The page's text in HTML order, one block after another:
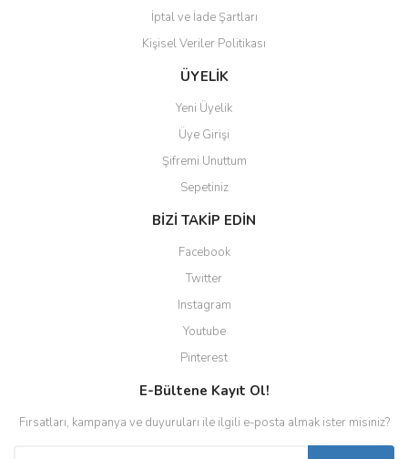
İptal ve İade Şartları
Kişisel Veriler Politikası
ÜYELİK
Yeni Üyelik
Üye Girişi
Şifremi Unuttum
Sepetiniz
BİZİ TAKİP EDİN
Facebook
Twitter
Instagram
Youtube
Pinterest
E-Bültene Kayıt Ol!
Fırsatları, kampanya ve duyuruları ile ilgili e-posta almak ister misiniz?